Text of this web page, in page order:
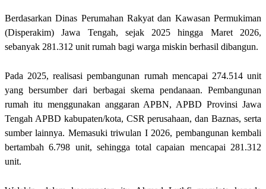
Berdasarkan Dinas Perumahan Rakyat dan Kawasan Permukiman
(Disperakim) Jawa Tengah, sejak 2025 hingga Maret 2026,
sebanyak 281.312 unit rumah bagi warga miskin berhasil dibangun.
Pada 2025, realisasi pembangunan rumah mencapai 274.514 unit
yang bersumber dari berbagai skema pendanaan. Pembangunan
rumah itu menggunakan anggaran APBN, APBD Provinsi Jawa
Tengah APBD kabupaten/kota, CSR perusahaan, dan Baznas, serta
sumber lainnya. Memasuki triwulan I 2026, pembangunan kembali
bertambah 6.798 unit, sehingga total capaian mencapai 281.312
unit.